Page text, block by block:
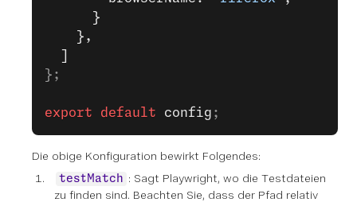
      }
    },
};
export default config ;
Die obige Konfiguration bewirkt Folgendes:
testMatch : Sagt Playwright, wo die Testdateien
zu finden sind. Beachten Sie, dass der Pfad relativ